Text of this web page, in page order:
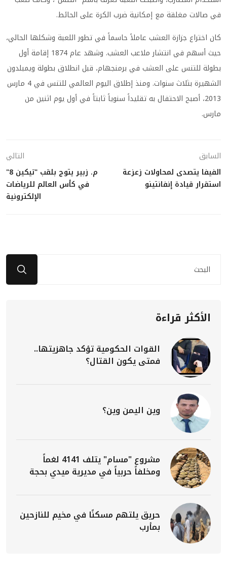
في صالات مغلقة مع إمكانية ضرب الكرة على الحائط.
كان اختراع جزازة العشب عاملاً حاسماً في تطور اللعبة وشكلها الحالي،
حيث أسهم في انتشار ملاعب العشب. وشهد عام 1874 إقامة أول
بطولة للتنس على العشب في برمنجهام، قبل انطلاق بطولة ويمبلدون
الشهيرة بثلاث سنوات. ومنذ إطلاق اليوم العالمي للتنس في 4 مارس
2013، أصبح الاحتفال به تقليداً سنوياً ثابتاً في أول يوم اثنين من
مارس.
السابق
الفيفا يتصدى لمحاولات زعزعة
استقرار قيادة إنفانتينو
التالي
م. زبير يتوج بلقب "تيكين 8"
في كأس العالم للرياضات
الإلكترونية
الأكثر قراءة
القوات الحكومية تؤكد جاهزيتها..
فمتى يكون القتال؟
وين اليمن وين؟
مشروع "مسام" يتلف 4141 لغماً
ومخلفاً حربياً في مديرية ميدي بحجة
حريق يلتهم مسكنًا في مخيم للنازحين
بمأرب